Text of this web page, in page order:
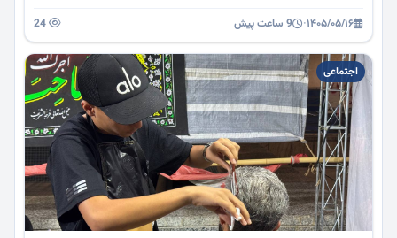
۱۴۰۵/۰۵/۱۶· 9 ساعت پیش
اجتماعی